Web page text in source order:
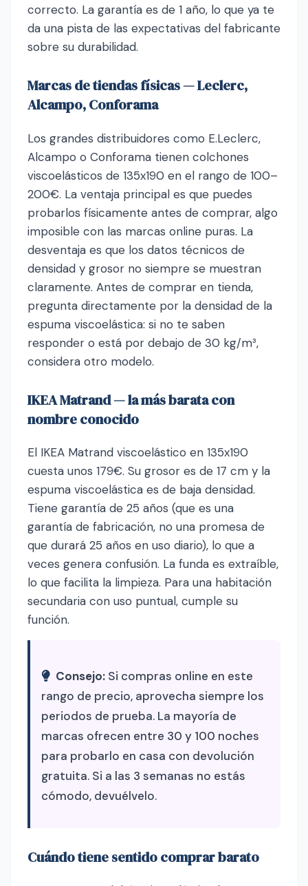
correcto. La garantía es de 1 año, lo que ya te
da una pista de las expectativas del fabricante
sobre su durabilidad.
Marcas de tiendas físicas — Leclerc,
Alcampo, Conforama
Los grandes distribuidores como E.Leclerc,
Alcampo o Conforama tienen colchones
viscoelásticos de 135x190 en el rango de 100–
200€. La ventaja principal es que puedes
probarlos físicamente antes de comprar, algo
imposible con las marcas online puras. La
desventaja es que los datos técnicos de
densidad y grosor no siempre se muestran
claramente. Antes de comprar en tienda,
pregunta directamente por la densidad de la
espuma viscoelástica: si no te saben
responder o está por debajo de 30 kg/m³,
considera otro modelo.
IKEA Matrand — la más barata con
nombre conocido
El IKEA Matrand viscoelástico en 135x190
cuesta unos 179€. Su grosor es de 17 cm y la
espuma viscoelástica es de baja densidad.
Tiene garantía de 25 años (que es una
garantía de fabricación, no una promesa de
que durará 25 años en uso diario), lo que a
veces genera confusión. La funda es extraíble,
lo que facilita la limpieza. Para una habitación
secundaria con uso puntual, cumple su
función.
Consejo: Si compras online en este
rango de precio, aprovecha siempre los
periodos de prueba. La mayoría de
marcas ofrecen entre 30 y 100 noches
para probarlo en casa con devolución
gratuita. Si a las 3 semanas no estás
cómodo, devuélvelo.
Cuándo tiene sentido comprar barato